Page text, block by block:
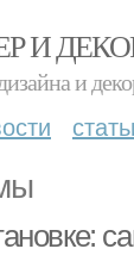
И
и